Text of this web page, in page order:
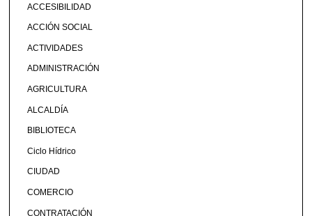
ACCESIBILIDAD
ACCIÓN SOCIAL
ACTIVIDADES
ADMINISTRACIÓN
AGRICULTURA
ALCALDÍA
BIBLIOTECA
Ciclo Hídrico
CIUDAD
COMERCIO
CONTRATACIÓN